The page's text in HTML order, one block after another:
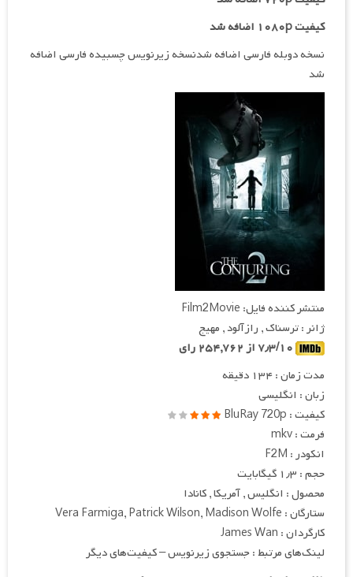
کیفیت ۱۰۸۰p اضافه شد
نسخه دوبله فارسی اضافه شدنسخه زیرنویس چسبیده فارسی اضافه
شد
منتشر کننده فایل: Film2Movie
ژانر : ترسناک , رازآلود , مهیج
مدت زمان : ۱۳۴ دقیقه
زبان : انگلیسی
کیفیت : BluRay 720p
فرمت : mkv
انکودر : F2M
حجم : ۱٫۳ گیگابایت
محصول : انگلیس , آمریکا , کانادا
ستارگان : Vera Farmiga, Patrick Wilson, Madison Wolfe
کارگردان : James Wan
لینک‌های مرتبط : جستجوی زیرنویس – کیفیت‌های دیگر